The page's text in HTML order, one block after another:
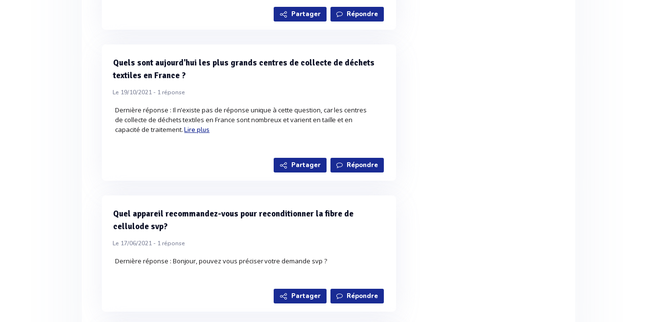
Partager Répondre
Quels sont aujourd'hui les plus grands centres de collecte de déchets
textiles en France ?
Le 19/10/2021 - 1réponse
Dernière réponse : Il n'existe pas de réponse unique à cette question, car les centres
de collecte de déchets textiles en France sont nombreux et varient en taille et en
capacité de traitement.Lire plus
Partager Répondre
Quel appareil recommandez-vous pour reconditionner la fibre de
cellulode svp?
Le 17/06/2021 - 1réponse
Dernière réponse : Bonjour, pouvez vous préciser votre demande svp ?
Partager Répondre